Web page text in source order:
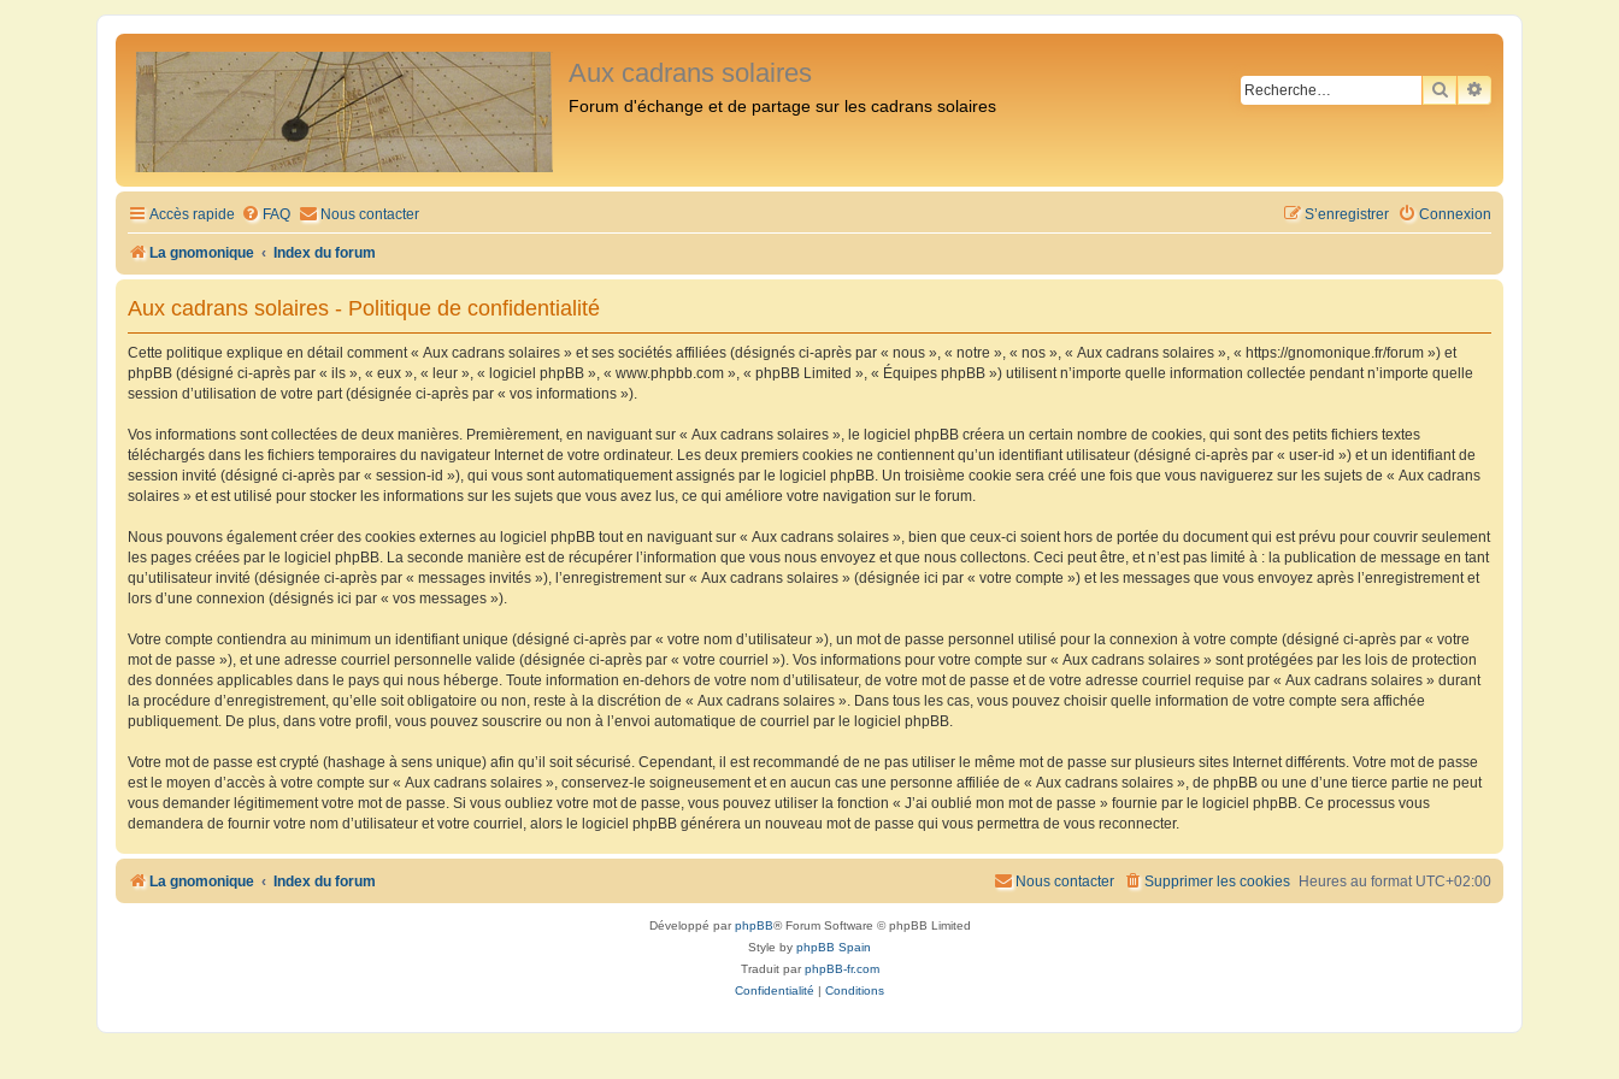
Aux cadrans solaires
Forum d'échange et de partage sur les cadrans solaires
RECHERCHER
RECHERCHE
Accès rapide FAQ Nous contacter Connexion
S’enregistrer
La gnomonique Index du forum
Aux cadrans solaires - Politique de confidentialité
Cette politique explique en détail comment « Aux cadrans solaires » et ses sociétés affiliées (désignés ci-après par « nous », « notre », « nos », « Aux cadrans solaires », « https://gnomonique.fr/forum ») et
phpBB (désigné ci-après par « ils », « eux », « leur », « logiciel phpBB », « www.phpbb.com », « phpBB Limited », « Équipes phpBB ») utilisent n’importe quelle information collectée pendant n’importe quelle
session d’utilisation de votre part (désignée ci-après par « vos informations »).
Vos informations sont collectées de deux manières. Premièrement, en naviguant sur « Aux cadrans solaires », le logiciel phpBB créera un certain nombre de cookies, qui sont des petits fichiers textes
téléchargés dans les fichiers temporaires du navigateur Internet de votre ordinateur. Les deux premiers cookies ne contiennent qu’un identifiant utilisateur (désigné ci-après par « user-id ») et un identifiant de
session invité (désigné ci-après par « session-id »), qui vous sont automatiquement assignés par le logiciel phpBB. Un troisième cookie sera créé une fois que vous naviguerez sur les sujets de « Aux cadrans
solaires » et est utilisé pour stocker les informations sur les sujets que vous avez lus, ce qui améliore votre navigation sur le forum.
Nous pouvons également créer des cookies externes au logiciel phpBB tout en naviguant sur « Aux cadrans solaires », bien que ceux-ci soient hors de portée du document qui est prévu pour couvrir seulement
les pages créées par le logiciel phpBB. La seconde manière est de récupérer l’information que vous nous envoyez et que nous collectons. Ceci peut être, et n’est pas limité à : la publication de message en tant
qu’utilisateur invité (désignée ci-après par « messages invités »), l’enregistrement sur « Aux cadrans solaires » (désignée ici par « votre compte ») et les messages que vous envoyez après l’enregistrement et
lors d’une connexion (désignés ici par « vos messages »).
Votre compte contiendra au minimum un identifiant unique (désigné ci-après par « votre nom d’utilisateur »), un mot de passe personnel utilisé pour la connexion à votre compte (désigné ci-après par « votre
mot de passe »), et une adresse courriel personnelle valide (désignée ci-après par « votre courriel »). Vos informations pour votre compte sur « Aux cadrans solaires » sont protégées par les lois de protection
des données applicables dans le pays qui nous héberge. Toute information en-dehors de votre nom d’utilisateur, de votre mot de passe et de votre adresse courriel requise par « Aux cadrans solaires » durant
la procédure d’enregistrement, qu’elle soit obligatoire ou non, reste à la discrétion de « Aux cadrans solaires ». Dans tous les cas, vous pouvez choisir quelle information de votre compte sera affichée
publiquement. De plus, dans votre profil, vous pouvez souscrire ou non à l’envoi automatique de courriel par le logiciel phpBB.
Votre mot de passe est crypté (hashage à sens unique) afin qu’il soit sécurisé. Cependant, il est recommandé de ne pas utiliser le même mot de passe sur plusieurs sites Internet différents. Votre mot de passe
est le moyen d’accès à votre compte sur « Aux cadrans solaires », conservez-le soigneusement et en aucun cas une personne affiliée de « Aux cadrans solaires », de phpBB ou une d’une tierce partie ne peut
vous demander légitimement votre mot de passe. Si vous oubliez votre mot de passe, vous pouvez utiliser la fonction « J’ai oublié mon mot de passe » fournie par le logiciel phpBB. Ce processus vous
demandera de fournir votre nom d’utilisateur et votre courriel, alors le logiciel phpBB générera un nouveau mot de passe qui vous permettra de vous reconnecter.
La gnomonique Index du forum Heures au format UTC+02:00
Supprimer les cookies
Nous contacter
Développé parphpBB® Forum Software © phpBB Limited
Style by phpBB Spain
Traduit parphpBB-fr.com
Confidentialité
Conditions